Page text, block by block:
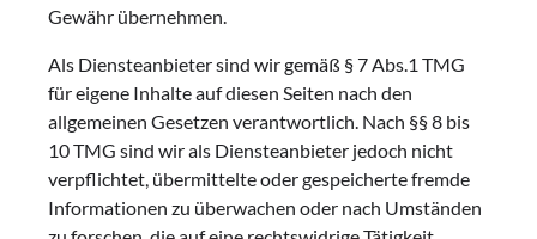
Gewähr übernehmen.
Als Diensteanbieter sind wir gemäß § 7 Abs.1 TMG
für eigene Inhalte auf diesen Seiten nach den
allgemeinen Gesetzen verantwortlich. Nach §§ 8 bis
10 TMG sind wir als Diensteanbieter jedoch nicht
verpflichtet, übermittelte oder gespeicherte fremde
Informationen zu überwachen oder nach Umständen